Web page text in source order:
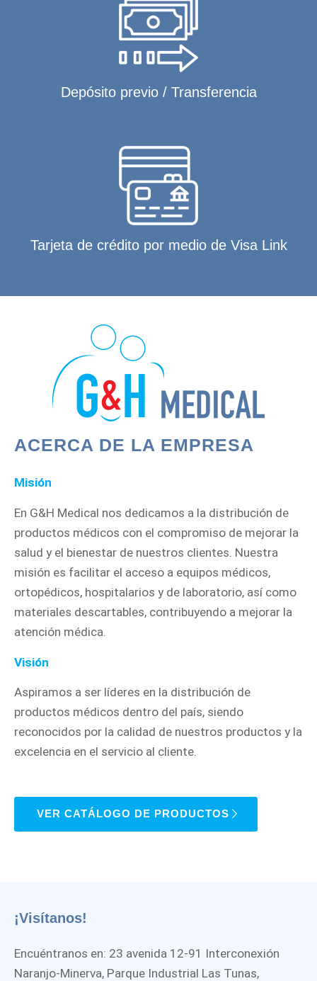
Depósito previo / Transferencia
Tarjeta de crédito por medio de Visa Link
ACERCA DE LA EMPRESA
Misión
En G&H Medical nos dedicamos a la distribución de
productos médicos con el compromiso de mejorar la
salud y el bienestar de nuestros clientes. Nuestra
misión es facilitar el acceso a equipos médicos,
ortopédicos, hospitalarios y de laboratorio, así como
materiales descartables, contribuyendo a mejorar la
atención médica.
Visión
Aspiramos a ser líderes en la distribución de
productos médicos dentro del país, siendo
reconocidos por la calidad de nuestros productos y la
excelencia en el servicio al cliente.
VER CATÁLOGO DE PRODUCTOS
¡Visítanos!
Encuéntranos en: 23 avenida 12-91 Interconexión
Naranjo-Minerva, Parque Industrial Las Tunas,